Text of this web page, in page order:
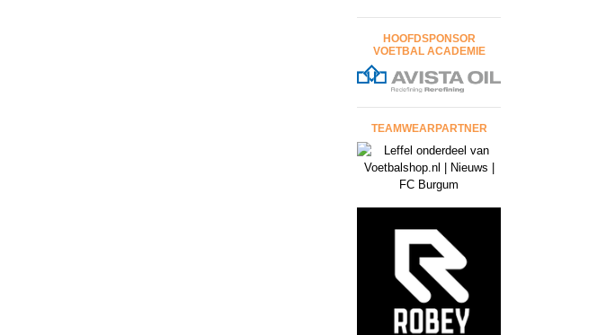
HOOFDSPONSOR
VOETBAL ACADEMIE
TEAMWEARPARTNER